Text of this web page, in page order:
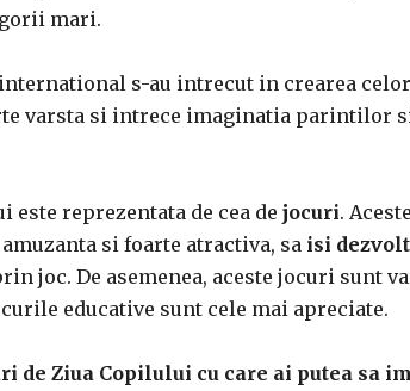
mari.
s-au intrecut in crearea
varsta si intrece imaginatia parintilor
este reprezentata de cea de jocuri.
si foarte atractiva, sa isi
joc. De asemenea, aceste jocuri sunt
educative sunt cele mai apreciate.
Ziua Copilului cu care ai putea sa